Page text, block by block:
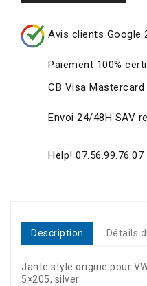
Avis clients Google
Paiement 100%
CB Visa Mastercard
Envoi 24/48H SAV
Help!
Description Détails
Jante style origine pour
5×205, silver.